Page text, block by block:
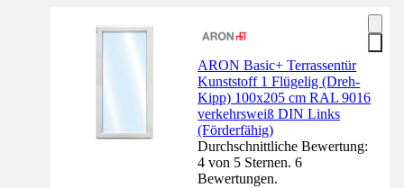
ARON Basic+ Terrassentür
Kunststoff 1 Flügelig (Dreh-
Kipp) 100x205 cm RAL 9016
verkehrsweiß DIN Links
(Förderfähig)
Durchschnittliche Bewertung:
4 von 5 Sternen. 6
Bewertungen.